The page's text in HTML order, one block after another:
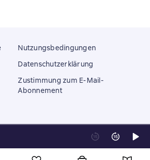
Nutzungsbedingungen
Datenschutzerklärung
Zustimmung zum E-Mail-
Abonnement
street co. Limerick, Ireland